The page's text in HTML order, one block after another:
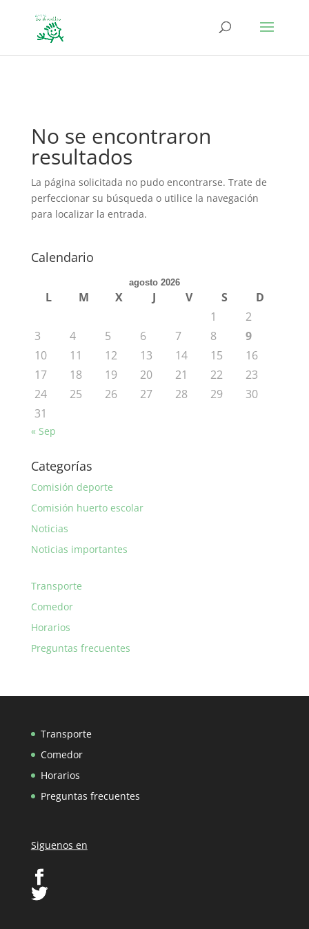
No se encontraron
resultados
La página solicitada no pudo encontrarse. Trate de
perfeccionar su búsqueda o utilice la navegación
para localizar la entrada.
Calendario
agosto 2026
L M X J V S
D
1
2
3
4 5 6 7 8
9
10
11 12 13 14 15
16
17
18 19 20 21 22
23
24
25 26 27 28 29
30
31
« Sep
Categorías
Comisión deporte
Comisión huerto escolar
Noticias
Noticias importantes
Transporte
Comedor
Horarios
Preguntas frecuentes
Transporte
Comedor
Horarios
Preguntas frecuentes
Siguenos en